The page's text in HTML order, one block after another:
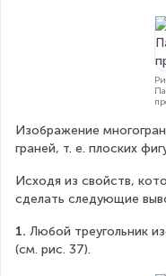
Изображение
граней, т. е. плоских
Исходя из свойств,
сделать следующие
1. Любой треугольник
(см. рис. 37).